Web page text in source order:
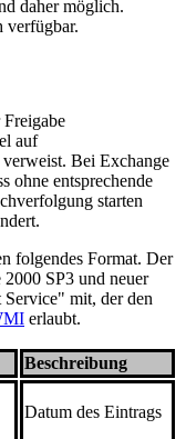
daher möglich.
verfügbar.
auf
Bei Exchange
ohne entsprechende
starten
folgendes Format. Der
SP3 und neuer
mit, der den
erlaubt.
Beschreibung
Datum des Eintrags